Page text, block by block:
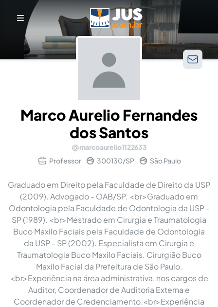
Marco Aurelio Fernandes
dos Santos
marcoaurelio1122633
Professor
300130/SP São Paulo
Graduado em Direito pela Faculdade de Direito da USP
(2009). Advogado - OAB/SP. <br>Graduado em
Odontologia pela Faculdade de Odontologia da USP -
SP (1989). <br>Mestrado em Cirurgia e Traumatologia
Buco Maxilo Faciais pela Faculdade de Odontologia
da USP - SP (2002). Especialista em Cirurgia e
Traumatologia Buco Maxilo Faciais. Cirurgião Buco
Maxilo Facial da Prefeitura de São Paulo.
<br>Experiência na área administrativa, nos cargos de
Auditor, Coordenador de Auditoria Externa e
Coordenador de Credenciamento.<br>Experiência